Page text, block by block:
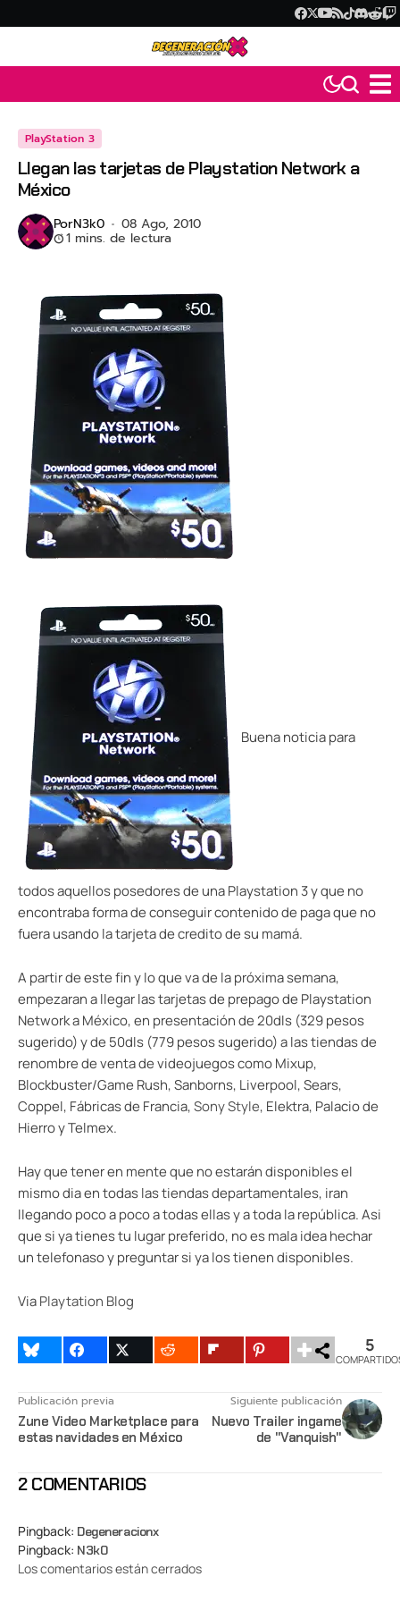
PlayStation 3
Llegan las tarjetas de Playstation Network a
México
PorN3k0 08 Ago, 2010
1 mins. de lectura
Buena noticia para
todos aquellos posedores de una Playstation 3 y que no
encontraba forma de conseguir contenido de paga que no
fuera usando la tarjeta de credito de su mamá.
A partir de este fin y lo que va de la próxima semana,
empezaran a llegar las tarjetas de prepago de Playstation
Network a México, en presentación de 20dls (329 pesos
sugerido) y de 50dls (779 pesos sugerido) a las tiendas de
renombre de venta de videojuegos como Mixup,
Blockbuster/Game Rush, Sanborns, Liverpool, Sears,
Coppel, Fábricas de Francia,Sony Style, Elektra, Palacio de
Hierro y Telmex.
Hay que tener en mente que no estarán disponibles el
mismo dia en todas las tiendas departamentales, iran
llegando poco a poco a todas ellas y a toda la república. Asi
que si ya tienes tu lugar preferido, no es mala idea hechar
un telefonaso y preguntar si ya los tienen disponibles.
ViaPlaytation Blog
5
Publicación previa
Zune Video Marketplace para
estas navidades en México
Siguiente publicación
Nuevo Trailer ingame
de "Vanquish"
2 COMENTARIOS
Pingback: Degeneracionx
Pingback: N3k0
Los comentarios están cerrados